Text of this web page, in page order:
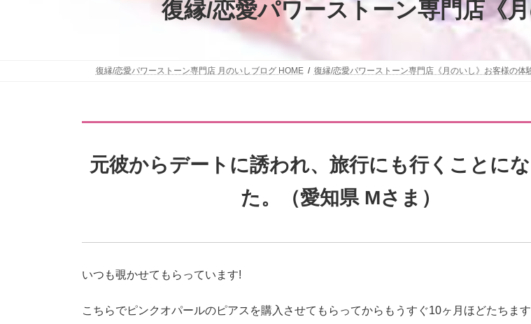
復縁/恋愛パワーストーン専門店《
復縁/恋愛パワーストーン専門店 月のいしブログ HOME 復縁/恋愛パワーストーン専門店《月のいし》お客様の体
元彼からデートに誘われ、旅行にも行くことに
た。（愛知県 Mさま）
いつも覗かせてもらっています!
こちらでピンクオパールのピアスを購入させてもらってからもうすぐ10ヶ月ほどたちます